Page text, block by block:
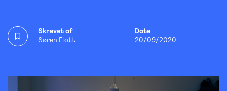
Skrevet af
Søren Flott
Date
20/09/2020